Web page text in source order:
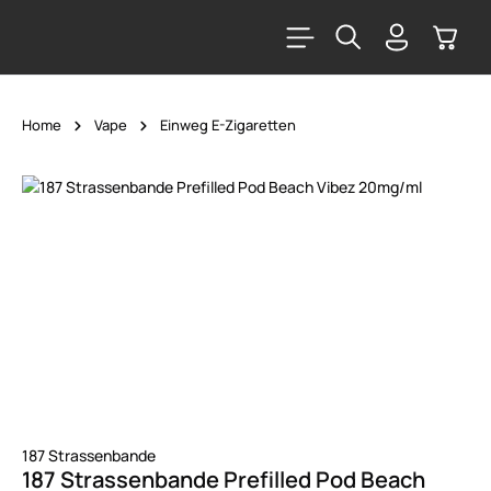
Home Vape Einweg E-Zigaretten
Bildergalerie überspringen
187 Strassenbande
187 Strassenbande Prefilled Pod Beach